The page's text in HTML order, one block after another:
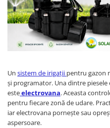
Un sistem de irigații pentru gazon
și programator. Una dintre
esteelectrovana. Aceasta
pentru fiecare zonă de udare.
iar electrovana pornește sau
aspersoare.